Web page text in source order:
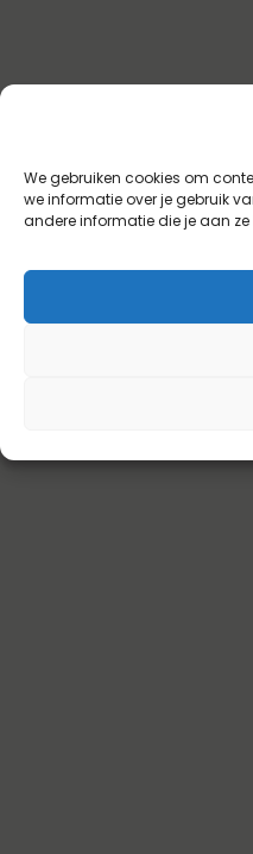
We gebruiken cookies om
we informatie over je gebruik
andere informatie die je aan